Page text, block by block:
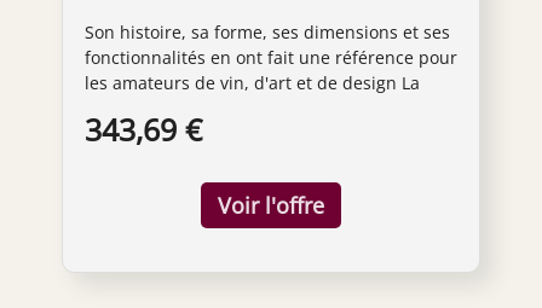
Gris foncé
Son histoire, sa forme, ses dimensions et ses
fonctionnalités en ont fait une référence pour
les amateurs de vin, d'art et de design La
positionne la vis exactement au milieu du
complètement à travers le bouchon afin
d'empêcher le bouchon de tomber dans la
bouteille Design italien pur, matériaux de
343,69 €